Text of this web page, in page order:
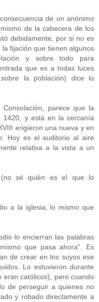
de un anónimo
de la cabecera de los
debidamente, por si no es
fijación que tienen algunos
y sobre todo para
que es a todas luces
la población) dice lo
parece que la
1420, y está en la cercanía
erigieron una nueva y en
Hoy es el auditorio al aire
relativa a la vista a un
(no sé quién es el que lo
a la iglesia, lo mismo que
lo encierran las palabras
que pasa ahora". Es
de crear en los suyos ese
Lo estuvieron durante
eran católicos), pero cuando
de perseguir a quienes no
y robado directamente a